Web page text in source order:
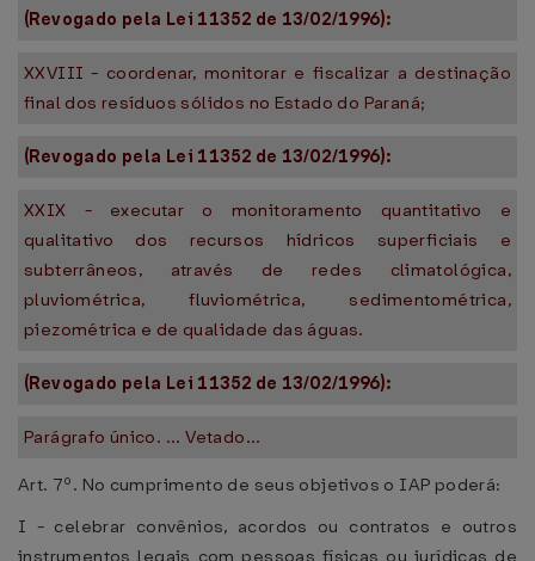
(Revogado pela Lei 11352 de 13/02/1996):
XXVIII - coordenar, monitorar e fiscalizar a destinação
final dos resíduos sólidos no Estado do Paraná;
(Revogado pela Lei 11352 de 13/02/1996):
XXIX - executar o monitoramento quantitativo e
qualitativo dos recursos hídricos superficiais e
subterrâneos, através de redes climatológica,
pluviométrica, fluviométrica, sedimentométrica,
piezométrica e de qualidade das águas.
(Revogado pela Lei 11352 de 13/02/1996):
Parágrafo único. ... Vetado...
Art. 7º. No cumprimento de seus objetivos o IAP poderá:
I - celebrar convênios, acordos ou contratos e outros
instrumentos legais com pessoas físicas ou jurídicas de